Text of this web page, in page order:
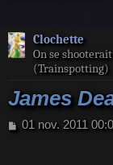
Clochette
On se
(Trainspotting)
James
M
01 nov. 2011